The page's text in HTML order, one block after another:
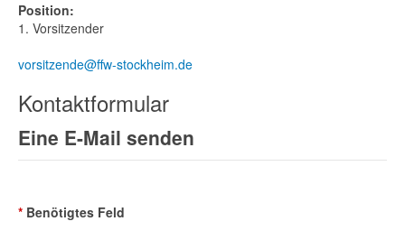
Position:
1. Vorsitzender
COM_CONTACT_EMAIL">
vorsitzende@ffw-stockheim.de
Kontaktformular
Eine E-Mail senden
* Benötigtes Feld